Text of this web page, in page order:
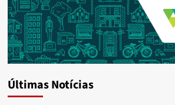
Últimas Notícias